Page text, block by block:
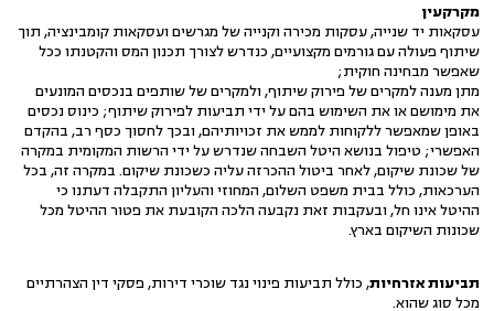
מקרקעין
עסקאות יד שנייה, עסקות מכירה וקנייה של מגרשים ועסקאות קומבינציה, תוך
שיתוף פעולה עם גורמים מקצועיים, כנדרש לצורך תכנון המס והקטנתו ככל
שאפשר מבחינה חוקית;
מתן מענה למקרים של פירוק שיתוף, ולמקרים של שותפים בנכסים המונעים
את מימושם או את השימוש בהם על ידי תביעות לפירוק שיתוף; כינוס נכסים
באופן שמאפשר ללקוחות לממש את זכויותיהם, ובכך לחסוך כסף רב, בהקדם
האפשרי; טיפול בנושא היטל השבחה שנדרש על ידי הרשות המקומית במקרה
של שכונת שיקום, לאחר ביטול ההכרזה עליה כשכונת שיקום. במקרה זה, בכל
הערכאות, כולל בבית משפט השלום, המחוזי והעליון התקבלה דעתנו כי
ההיטל אינו חל, ובעקבות זאת נקבעה הלכה הקובעת את פטור ההיטל מכל
שכונות השיקום בארץ.
תביעות אזרחיות, כולל תביעות פינוי נגד שוכרי דירות, פסקי דין הצהרתיים
מכל סוג שהוא.